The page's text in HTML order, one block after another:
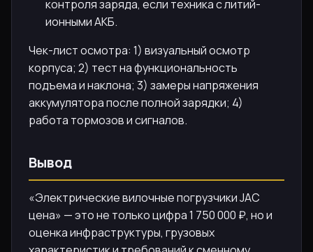
контроля заряда, если техника с литий-
ионными АКБ.
Чек-лист осмотра: 1) визуальный осмотр
корпуса; 2) тест на функциональность
подъема и наклона; 3) замеры напряжения
аккумулятора после полной зарядки; 4)
работа тормозов и сигналов.
Вывод
«Электрические вилочные погрузчики JAC
цена» — это не только цифра 1 750 000 ₽, но и
оценка инфраструктуры, грузовых